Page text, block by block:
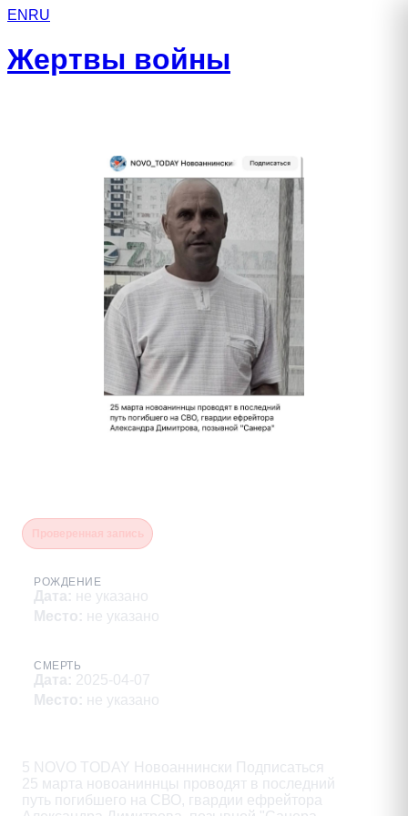
EN RU
Жертвы войны
РОЖДЕНИЕ
Дата: не указано
Место: не указано
СМЕРТЬ
Дата: 2025-04-07
Место: не указано
5 NOVO TODAY Новоаннински Подписаться
25 марта новоаниннцы проводят в последний
путь погибшего на СВО, гвардии ефрейтора